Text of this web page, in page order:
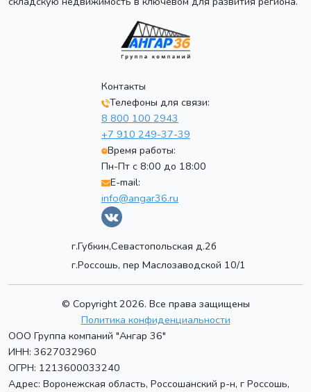
Контакты
Телефоны для связи:
8 800 100 2943
+7 910 249-37-39
Время работы:
Пн-Пт с 8:00 до 18:00
E-mail:
info@angar36.ru
г.Губкин,Севастопольская д.2б
г.Россошь, пер Маслозаводской 10/1
© Copyright 2026. Все права защищены
Политика конфиденциальности
ООО Группа компаний "Ангар 36"
ИНН: 3627032960
ОГРН: 1213600033240
Адрес: Воронежская область, Россошанский р-н, г Россошь,